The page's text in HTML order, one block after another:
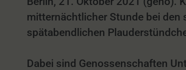
mitternächtlicher Stunde bei den
spätabendlichen
Dabei sind Genossenschaften